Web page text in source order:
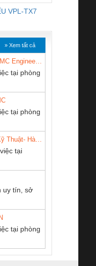
VPL-TX7
Bộ giám sát dòng
TRANSCLINIC 16I+
(2008130000)
Nẹp nhôm chống
trơn Đà Nẵng
CONG TY TNHH
THANH
MEKONG MARINE
» Xem tất cả
tại phòng
tại phòng
tại
uy tín, sở
tại phòng